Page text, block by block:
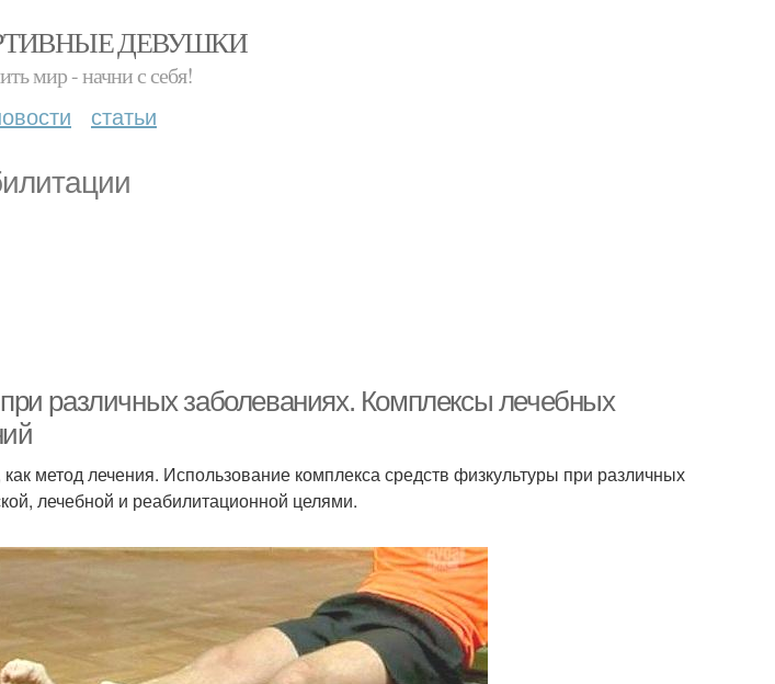
ДЕВУШКИ
мир - начни с себя!
статьи
различных заболеваниях. Комплексы лечебных
метод лечения. Использование комплекса средств физкультуры при различных
лечебной и реабилитационной целями.